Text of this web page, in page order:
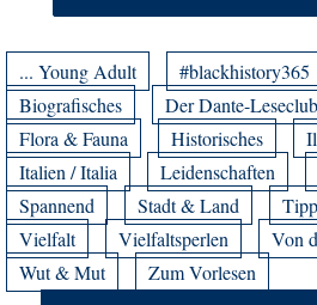
... Young Adult #blackhistory365
Biografisches
Der Dante-Leseclub
Flora & Fauna
Historisches
Italien / Italia
Leidenschaften
Spannend
Stadt & Land
Vielfalt
Vielfaltsperlen
Von
Wut & Mut
Zum Vorlesen